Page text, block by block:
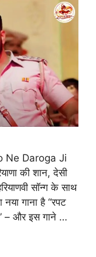
Ne Daroga Ji
की शान, देसी
सॉन्ग के साथ
गाना है “रपट
– और इस गाने …